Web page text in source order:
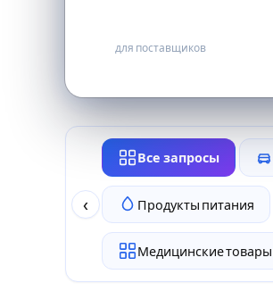
для поставщиков
‹
Все запросы
Продукты питания
Медицинские товары